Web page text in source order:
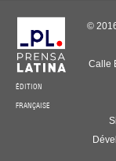
ÉDITION
FRANÇAISE
©
Calle